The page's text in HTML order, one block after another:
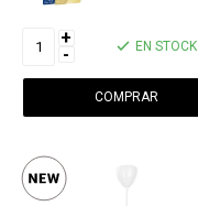
+
- EN STOCK